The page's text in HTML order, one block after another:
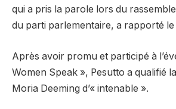
qui a pris la parole lors du
du parti parlementaire, a rapporté
Après avoir promu et participé à
Women Speak », Pesutto a qualifié
Moria Deeming d’« intenable ».